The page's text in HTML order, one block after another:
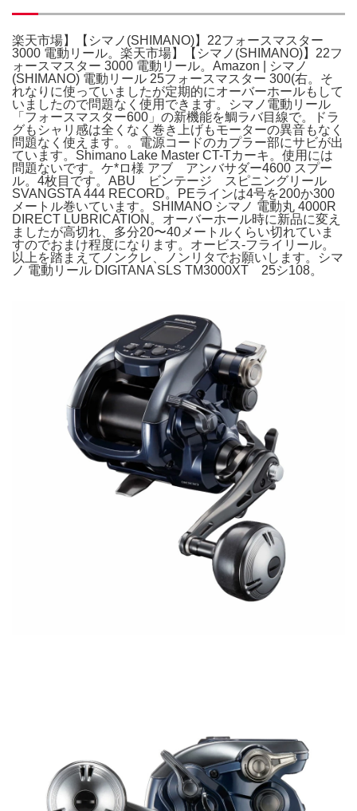
楽天市場】【シマノ(SHIMANO)】22フォースマスター
3000 電動リール。楽天市場】【シマノ(SHIMANO)】22フ
ォースマスター 3000 電動リール。Amazon | シマノ
(SHIMANO) 電動リール 25フォースマスター 300(右。そ
れなりに使っていましたが定期的にオーバーホールもして
いましたので問題なく使用できます。シマノ電動リール
「フォースマスター600」の新機能を鯛ラバ目線で。ドラ
グもシャリ感は全くなく巻き上げもモーターの異音もなく
問題なく使えます。。電源コードのカプラー部にサビが出
ています。Shimano Lake Master CT-Tカーキ。使用には
問題ないです。ケ*ロ様 アブ アンバサダー4600 スプー
ル。4枚目です。ABU ビンテージ スピニングリール
SVANGSTA 444 RECORD。PEラインは4号を200か300
メートル巻いています。SHIMANO シマノ 電動丸 4000R
DIRECT LUBRICATION。オーバーホール時に新品に変え
ましたが高切れ、多分20〜40メートルくらい切れていま
すのでおまけ程度になります。オービス-フライリール。
以上を踏まえてノンクレ、ノンリタでお願いします。シマ
ノ 電動リール DIGITANA SLS TM3000XT 25シ108。